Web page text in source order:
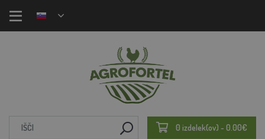
0 izdelek(ov) - 0.00€